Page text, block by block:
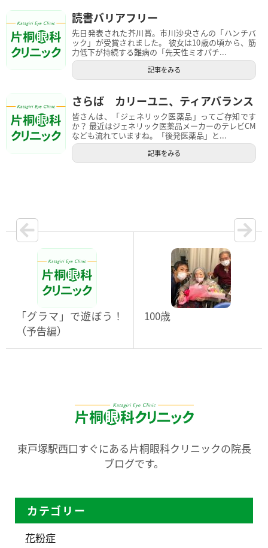
読書バリアフリー
先日発表された芥川賞。市川沙央さんの「ハンチバ
ック」が受賞されました。 彼女は10歳の頃から、筋
力低下が持続する難病の「先天性ミオパチ...
記事をみる
さらば カリーユニ、ティアバランス
皆さんは、「ジェネリック医薬品」ってご存知です
か？ 最近はジェネリック医薬品メーカーのテレビCM
なども流れていますね。「後発医薬品」と...
記事をみる
「グラマ」で遊ぼう！
（予告編）
100歳
東戸塚駅西口すぐにある片桐眼科クリニックの院長
ブログです。
カテゴリー
花粉症